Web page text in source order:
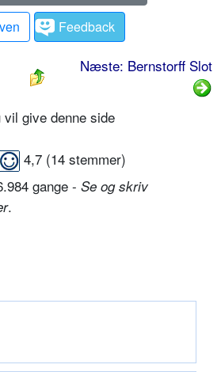
Feedback
Næste: Bernstorff Slot
give denne side
4,7 (14 stemmer)
gange - Se og skriv
.